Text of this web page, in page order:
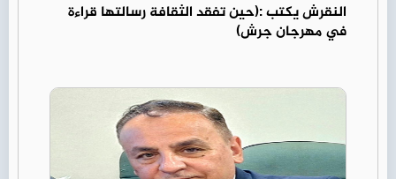
النقرش يكتب :(حين تفقد الثقافة رسالتها قراءة
في مهرجان جرش)